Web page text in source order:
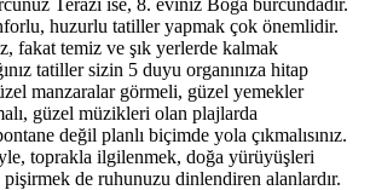
huzurlu tatiller yapmak çok önemlidir.
fakat temiz ve şık yerlerde kalmak
tatiller sizin 5 duyu organınıza hitap
manzaralar görmeli, güzel yemekler
güzel müzikleri olan plajlarda
değil planlı biçimde yola çıkmalısınız.
toprakla ilgilenmek, doğa yürüyüşleri
de ruhunuzu dinlendiren alanlardır.